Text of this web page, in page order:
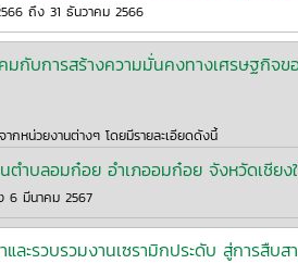
ถึง 31 ธันวาคม 2566
กับการสร้างความมั่นคงทางเศรษฐกิจข
ากหน่วยงานต่างๆ โดยมีรายละเอียดดังนี้
ตำบลอมก๋อย อำเภออมก๋อย จังหวัดเชียง
6 มีนาคม 2567
และรวบรวมงานเซรามิกประดับ สู่การสืบ